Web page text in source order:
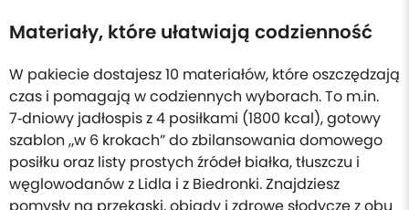
Materiały, które ułatwiają codzienność
W pakiecie dostajesz 10 materiałów, które oszczędzają
czas i pomagają w codziennych wyborach. To m.in.
7‑dniowy jadłospis z 4 posiłkami (1800 kcal), gotowy
szablon „w 6 krokach” do zbilansowania domowego
posiłku oraz listy prostych źródeł białka, tłuszczu i
węglowodanów z Lidla i z Biedronki. Znajdziesz
pomysły na przekąski, obiady i zdrowe słodycze z obu